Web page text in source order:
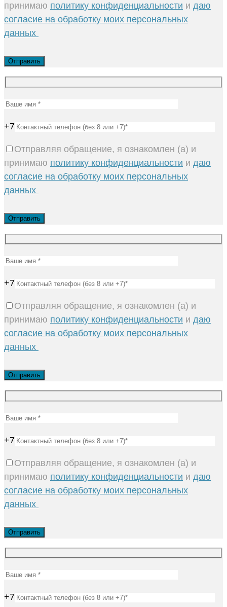
принимаю политику конфиденциальности и даю
согласие на обработку моих персональных
данных
+7
Отправляя обращение, я ознакомлен (а) и
принимаю политику конфиденциальности и даю
согласие на обработку моих персональных
данных
+7
Отправляя обращение, я ознакомлен (а) и
принимаю политику конфиденциальности и даю
согласие на обработку моих персональных
данных
+7
Отправляя обращение, я ознакомлен (а) и
принимаю политику конфиденциальности и даю
согласие на обработку моих персональных
данных
+7